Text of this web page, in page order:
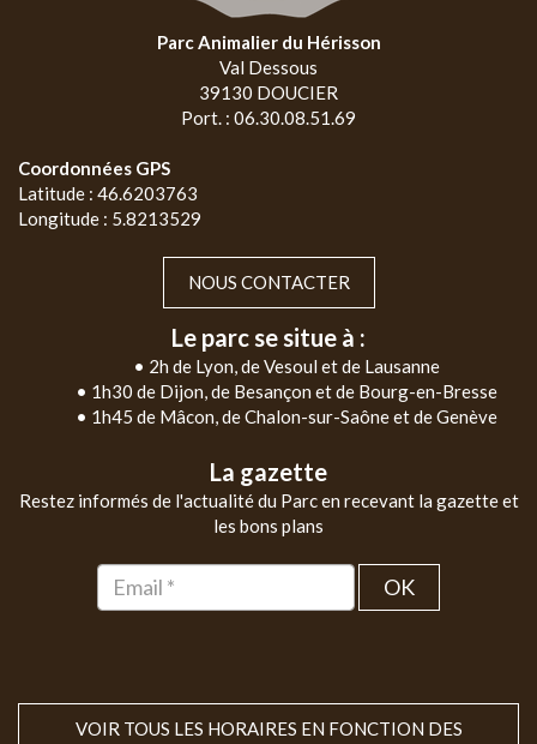
Parc Animalier du Hérisson
Val Dessous
39130 DOUCIER
Port. : 06.30.08.51.69
Coordonnées GPS
Latitude : 46.6203763
Longitude : 5.8213529
NOUS CONTACTER
Le parc se situe à :
• 2h de Lyon, de Vesoul et de Lausanne
• 1h30 de Dijon, de Besançon et de Bourg-en-Bresse
• 1h45 de Mâcon, de Chalon-sur-Saône et de Genève
La gazette
Restez informés de l'actualité du Parc en recevant la gazette et
les bons plans
OK
VOIR TOUS LES HORAIRES EN FONCTION DES